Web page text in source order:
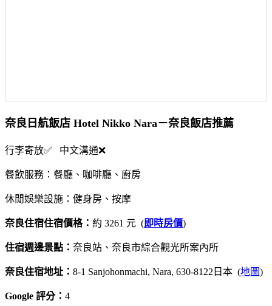
奈良日航飯店 Hotel Nikko Nara－奈良飯店推薦
行李寄放✅ 中文溝通❌
餐飲服務：餐廳、咖啡廳、廚房
休閒娛樂設施：健身房、按摩
奈良住宿住宿價格： 約 3261 元 (即時房價)
住宿週邊景點： 奈良站、奈良市綜合觀光所案內所
奈良住宿地址： 8-1 Sanjohonmachi, Nara, 630-8122日本 (地圖)
Google 評分： 4